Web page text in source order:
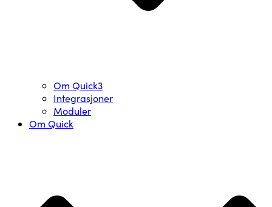
Om Quick3
Integrasjoner
Moduler
Om Quick